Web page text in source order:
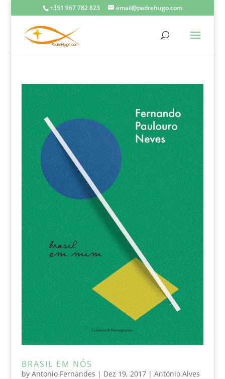
+351 967 782 823 email@padrehugo.com
BRASIL EM NÓS
by Antonio Fernandes | Dez 19, 2017| António Alves